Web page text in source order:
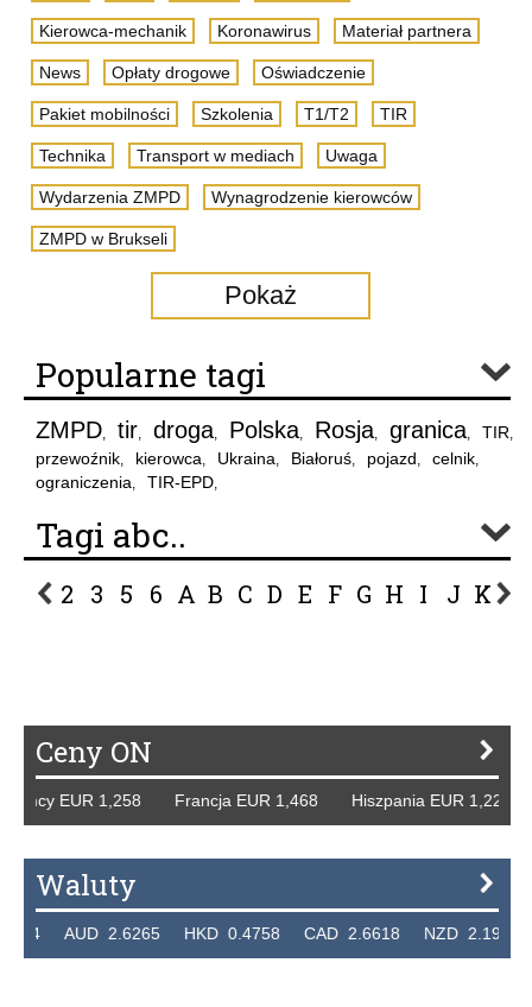
Kierowca-mechanik Koronawirus Materiał partnera
News Opłaty drogowe Oświadczenie
Pakiet mobilności Szkolenia T1/T2 TIR
Technika Transport w mediach Uwaga
Wydarzenia ZMPD Wynagrodzenie kierowców
ZMPD w Brukseli
Pokaż
Popularne tagi
ZMPD, tir, droga, Polska, Rosja, granica, TIR,
przewoźnik, kierowca, Ukraina, Białoruś, pojazd, celnik,
ograniczenia, TIR-EPD,
Tagi abc..
2 3 5 6 A B C D E F G H I J K L
Ceny ON
EUR 1,258 Francja EUR 1,468 Hiszpania EUR 1,229
Waluty
AUD 2.6265 HKD 0.4758 CAD 2.6618 NZD 2.1914